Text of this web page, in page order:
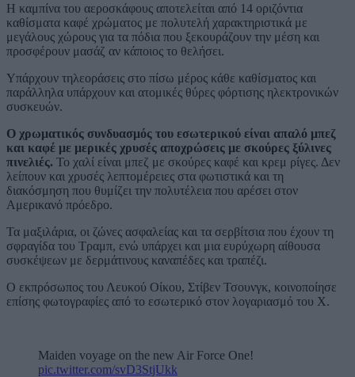
Η καμπίνα του αεροσκάφους αποτελείται από 14 οριζόντια
καθίσματα καφέ χρώματος με πολυτελή χαρακτηριστικά με
μεγάλους χώρους για τα πόδια που ξεκουράζουν την μέση και
προσφέρουν μασάζ αν κάποιος το θελήσει.
Υπάρχουν τηλεοράσεις στο πίσω μέρος κάθε καθίσματος και
παράλληλα υπάρχουν και ατομικές θύρες φόρτισης ηλεκτρονικών
συσκευών.
Ο χρωματικός συνδυασμός του εσωτερικού είναι απαλό μπεζ
και καφέ με μερικές χρυσές αποχρώσεις με σκούρες ξύλινες
πινελιές. Το χαλί είναι μπεζ με σκούρες καφέ και κρεμ ρίγες. Δεν
λείπουν και χρυσές λεπτομέρειες στα φωτιστικά και τη
διακόσμηση που θυμίζει την πολυτέλεια που αρέσει στον
Αμερικανό πρόεδρο.
Τα μαξιλάρια, οι ζώνες ασφαλείας και τα σερβίτσια που έχουν τη
σφραγίδα του Τραμπ, ενώ υπάρχει και μια ευρύχωρη αίθουσα
συσκέψεων με δερμάτινους καναπέδες και τραπέζι.
Ο εκπρόσωπος του Λευκού Οίκου, Στίβεν Τσουνγκ, κοινοποίησε
επίσης φωτογραφίες από το εσωτερικό στον λογαριασμό του X.
Maiden voyage on the new Air Force One!
pic.twitter.com/svD3StjUkk